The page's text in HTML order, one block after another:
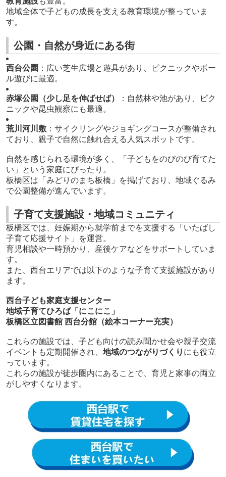
地域全体で子どもの成長を支える教育環境が整っていま
す。
公園・自然が身近にある街
西台公園 ：広い芝生広場と遊具があり、ピクニックやボー
ル遊びに最適。
赤塚公園（少し足を伸ばせば）
：自然林や池があり、ピク
ニックや昆虫観察にも最適。
荒川河川敷：サイクリングやジョギングコースが整備され
ており、親子で自然に触れ合える人気スポットです。
自然を感じられる環境が多く、「子どもをのびのび育てた
い」という家庭にぴったり。
板橋区は「みどりのまち板橋」を掲げており、地域ぐるみ
で公園整備が進んでいます。
子育て支援施設・地域コミュニティ
板橋区では、妊娠期から就学前までを支援する「いたばし
子育て応援サイト」を運営。
育児相談や一時預かり、産後ケアなどをサポートしていま
す。
また、西台エリアでは以下のような子育て支援施設があり
ます。
西台子ども家庭支援センター
地域子育てひろば「にこにこ」
板橋区立図書館 西台分館（絵本コーナー充実）
これらの施設では、子ども向けの読み聞かせ会や親子交流
イベントも定期開催され、 地域のつながりづくり にも役立
っています。
これらの施設が徒歩圏内にあることで、育児と家事の両立
がしやすくなります。